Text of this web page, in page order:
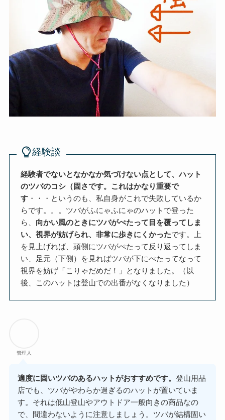
経験談
経験者でないとなかなか気づけない点として、ハット
のツバのコシ（固さです。これはかなり重要で
す ・・・というのも、私自身がこれで失敗しているか
らです。。。ツバがふにゃふにゃのハットで登った
ら、 向かい風のときにツバがぺたって目を覆ってしま
い、視界が妨げられ、非常に歩きにくかったです。上
を見上げれば、頭側にツバがぺたって反り返ってしま
い、足元（下側）を見ればツバが下にぺたってなって
視界を妨げ「こりゃだめだ！」となりました。（以
後、このハットは登山での出番がなくなりました）
管理人
適度に固いツバのあるハットがおすすめです。 登山用品
店でも、ツバがやわらか過ぎるのハットが置いていま
す。それは低山登山やアウトドア一般向きの商品なの
で、間違わないように注意しましょう。ツバが結構固い